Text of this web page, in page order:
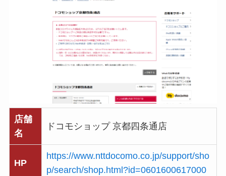
店舗
名
ドコモショップ 京都四条通店
HP
https://www.nttdocomo.co.jp/support/sho
p/search/shop.html?id=0601600617000